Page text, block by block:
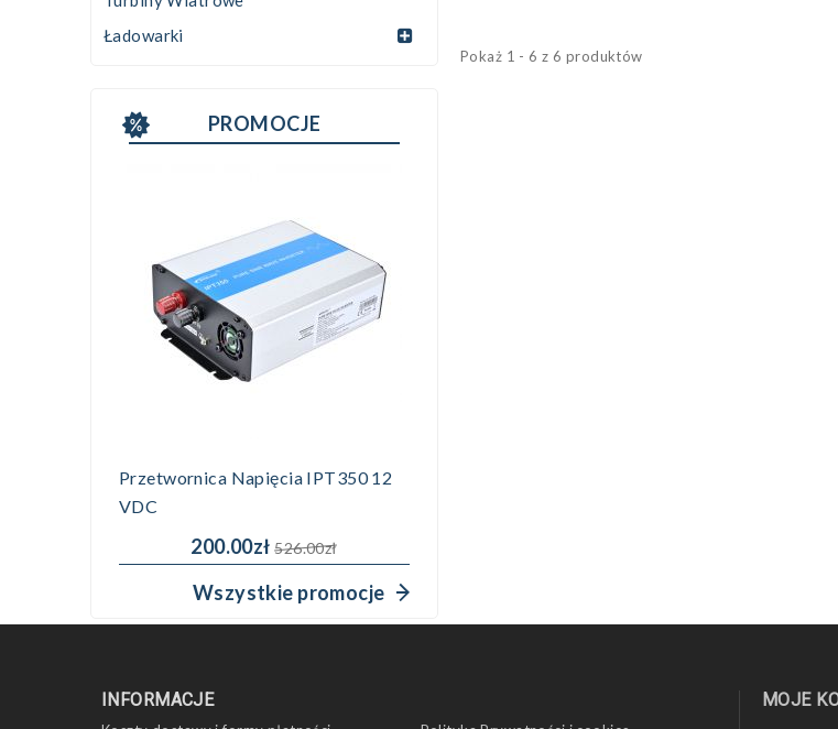
Ładowarki
PROMOCJE
Przetwornica Napięcia IPT350 12
VDC
200.00zł526.00zł
Wszystkie promocje
Pokaż 1 - 6 z 6 produktów
INFORMACJE MOJE